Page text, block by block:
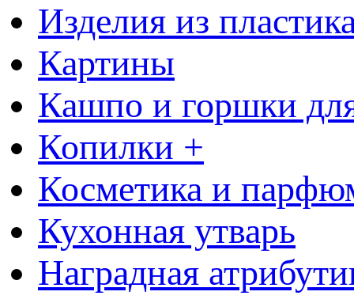
Изделия из
Картины
Кашпо и горшки
Копилки +
Косметика и
Кухонная утварь
Наградная